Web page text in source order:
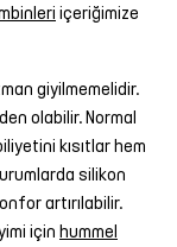
içeriğimize
giyilmemelidir.
olabilir. Normal
kısıtlar hem
silikon
artırılabilir.
için hummel